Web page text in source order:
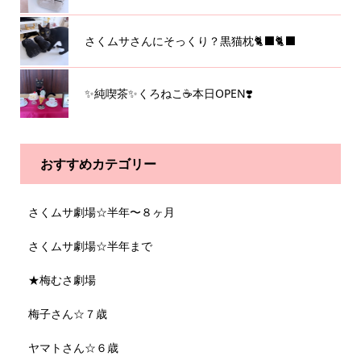
さくムサさんにそっくり？黒猫枕🐈‍⬛🐈‍⬛
✨純喫茶✨くろねこ☕️本日OPEN❣️
おすすめカテゴリー
さくムサ劇場☆半年〜８ヶ月
さくムサ劇場☆半年まで
★梅むさ劇場
梅子さん☆７歳
ヤマトさん☆６歳